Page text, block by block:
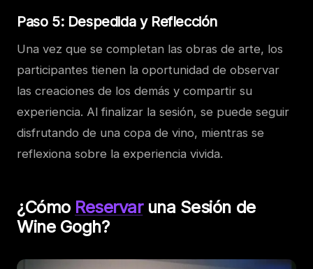
Paso 5: Despedida y Reflección
Una vez que se completan las obras de arte, los
participantes tienen la oportunidad de observar
las creaciones de los demás y compartir su
experiencia. Al finalizar la sesión, se puede seguir
disfrutando de una copa de vino, mientras se
reflexiona sobre la experiencia vivida.
¿Cómo Reservaruna Sesión de
Wine Gogh?